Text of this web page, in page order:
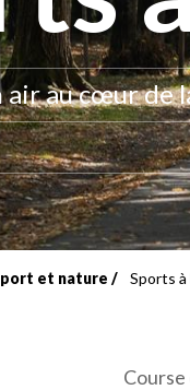
au cœur de
et nature Sports à
Course